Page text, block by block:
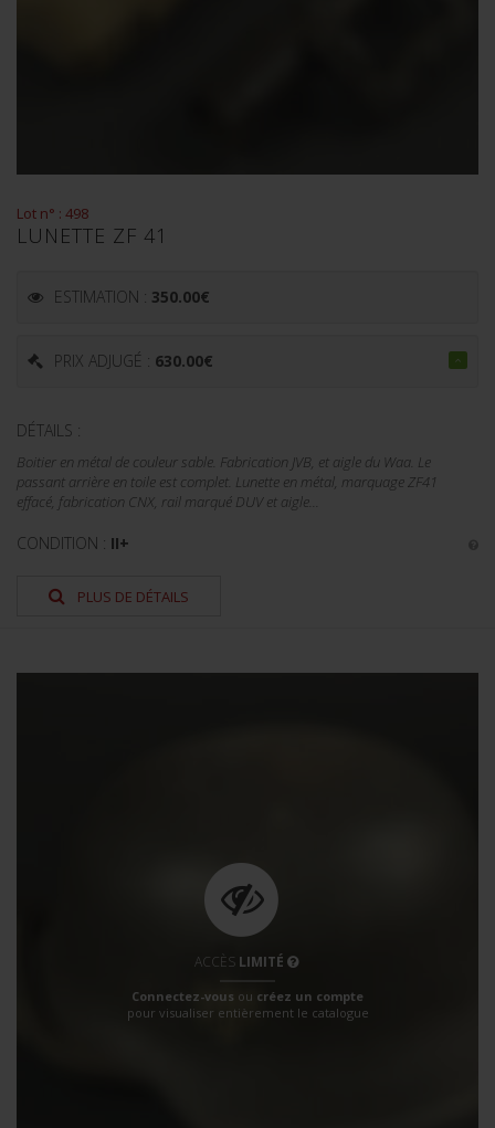
Lot n° : 498
LUNETTE ZF 41
ESTIMATION : 350.00€
PRIX ADJUGÉ : 630.00€
DÉTAILS :
Boitier en métal de couleur sable. Fabrication JVB, et aigle du Waa. Le
passant arrière en toile est complet. Lunette en métal, marquage ZF41
effacé, fabrication CNX, rail marqué DUV et aigle...
CONDITION : II+
PLUS DE DÉTAILS
ACCÈS LIMITÉ
Connectez-vous ou créez un compte
pour visualiser entièrement le catalogue